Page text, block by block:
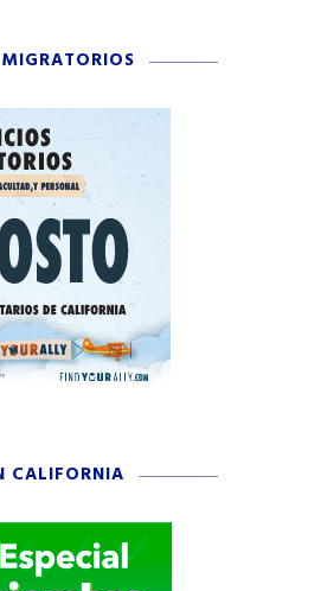
CALIFORNIA